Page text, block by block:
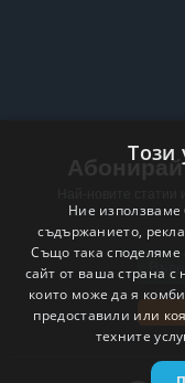
Email
Този
Ние използваме
съдържанието,
Също така
сайт от ваша страна
които може да я
предоставили или
техните